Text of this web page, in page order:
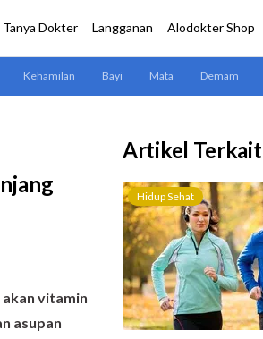
vitamin
asupan
Artikel Terkait